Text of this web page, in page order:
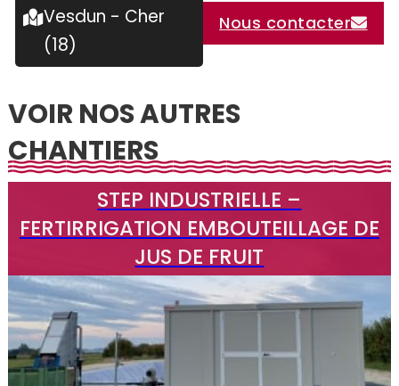
Vesdun - Cher
(18)
Nous contacter
VOIR NOS AUTRES
CHANTIERS
STEP INDUSTRIELLE –
FERTIRRIGATION EMBOUTEILLAGE DE
JUS DE FRUIT